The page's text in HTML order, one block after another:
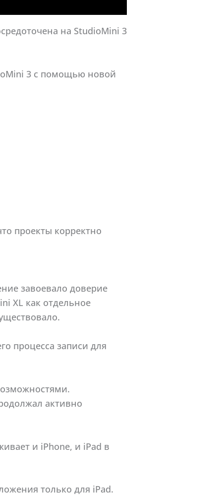
на StudioMini 3
3 с помощью новой
проекты корректно
завоевало доверие
XL как отдельное
процесса записи для
активно
и iPhone, и iPad в
только для iPad.